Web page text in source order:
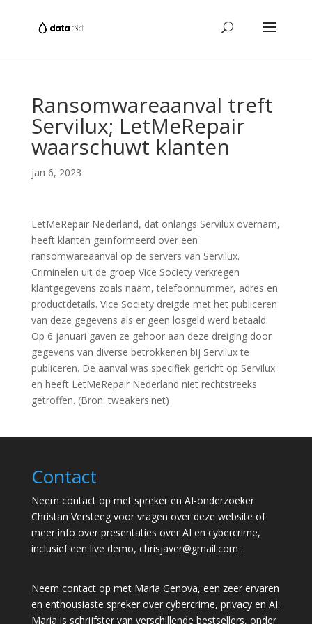
Ransomwareaanval treft
Servilux; LetMeRepair
waarschuwt klanten
jan 6, 2023
LetMeRepair Nederland, dat onlangs Servilux overnam,
heeft klanten geïnformeerd over een
ransomwareaanval op de servers van Servilux.
Criminelen uit de groep Vice Society verkregen
klantgegevens zoals naam, telefoonnummer, adres en
productdetails. Vice Society dreigde met het publiceren
van deze gegevens als er geen losgeld werd betaald.
Op 6 januari gaven ze gehoor aan deze dreiging door
gegevens van diverse betrokkenen bij Servilux te
publiceren. De aanval was specifiek gericht op Servilux
en heeft LetMeRepair Nederland niet rechtstreeks
getroffen. (Bron: tweakers.net)
Contact
Neem contact op met spreker en AI-onderzoeker
Christan Versteeg voor vragen over deze website of
meer info over presentaties over AI en cybercrime,
inclusief een live demo, chrisjaver@gmail.com .
Neem contact op met Maria Genova, een zeer ervaren
en enthousiaste spreker over cybercrime, privacy en AI.
Maria is schrijfster van verschillende bestsellers, onder